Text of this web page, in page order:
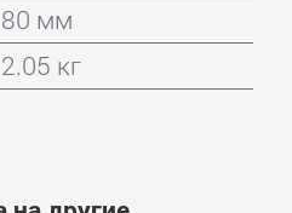
80 мм
2.05 кг